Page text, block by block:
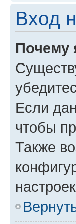
Вход
Почему
Если
чтобы
Также